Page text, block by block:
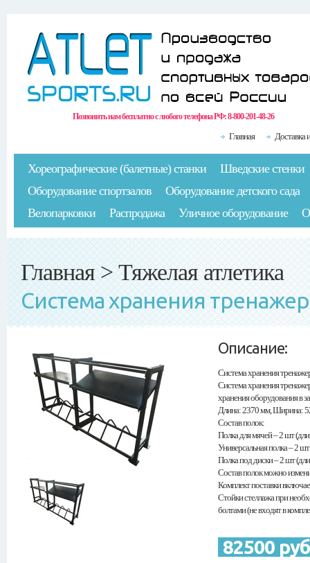
Позвонить нам бесплатно с любого телефона РФ:8-800-201-48-26
Главная Доставка
Хореографические (балетные) станки
Шведские стенки
Оборудование спортзалов
Оборудование детского сада
Велопарковки
Распродажа Уличное оборудование
Главная > Тяжелая атлетика
Система хранения
Описание:
Система хранения
Система хранения
хранения оборудования в
Длина: 2370 мм, Ширина:
Состав полок:
Полка для мячей – 2 шт
Универсальная полка – 2
Полка под диски – 2 шт
Состав полок можно
Комплект поставки
Стойки стеллажа при
болтами (не входят в
82500 руб